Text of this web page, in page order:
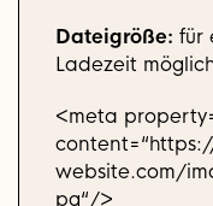
Dateigröße: für
Ladezeit
<meta
website.com/
pg“/>